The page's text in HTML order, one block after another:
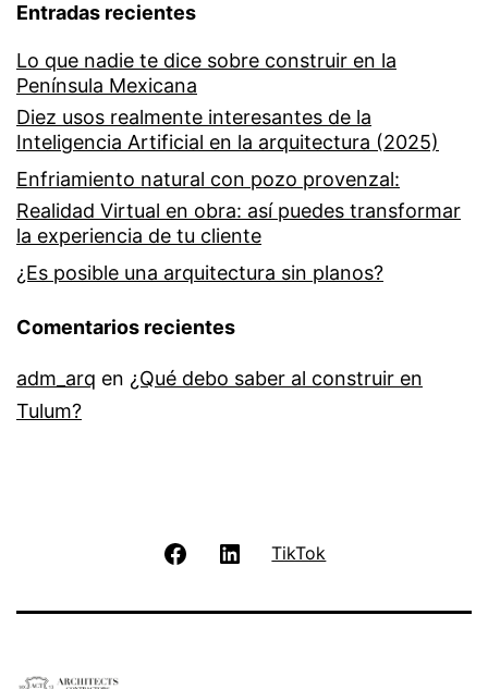
Entradas recientes
Lo que nadie te dice sobre construir en la
Península Mexicana
Diez usos realmente interesantes de la
Inteligencia Artificial en la arquitectura (2025)
Enfriamiento natural con pozo provenzal:
Realidad Virtual en obra: así puedes transformar
la experiencia de tu cliente
¿Es posible una arquitectura sin planos?
Comentarios recientes
adm_arq en ¿Qué debo saber al construir en
Tulum?
FacebookLinkedIn
TikTok